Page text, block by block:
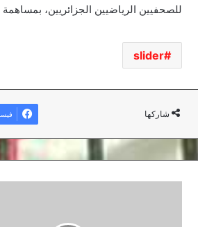
للصحفيين الرياضيين الجزائريين،
slider
شاركها